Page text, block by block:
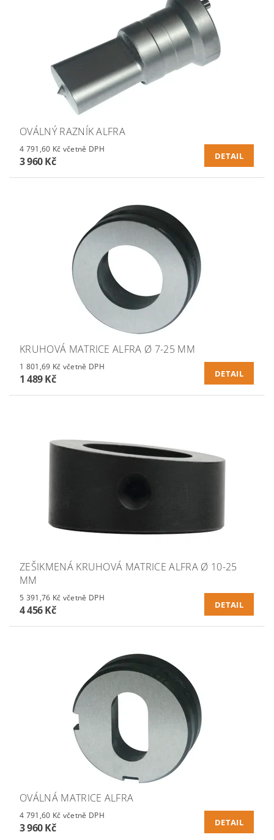
OVÁLNÝ RAZNÍK ALFRA
4 791,60 Kč včetně DPH
3 960 Kč DETAIL
KRUHOVÁ MATRICE ALFRA Ø 7-25 MM
1 801,69 Kč včetně DPH
1 489 Kč DETAIL
ZEŠIKMENÁ KRUHOVÁ MATRICE ALFRA Ø 10-25
MM
5 391,76 Kč včetně DPH
4 456 Kč DETAIL
OVÁLNÁ MATRICE ALFRA
4 791,60 Kč včetně DPH
3 960 Kč DETAIL